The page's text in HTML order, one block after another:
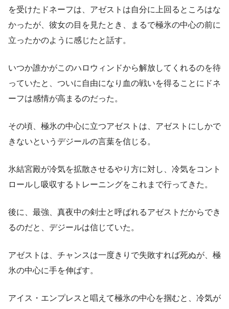
を受けたドネーフは、アゼストは自分に上回るところはな
かったが、彼女の目を見たとき、まるで極氷の中心の前に
立ったかのように感じたと話す。
いつか誰かがこのハロウィンドから解放してくれるのを待
っていたと、ついに自由になり血の戦いを得ることにドネ
ーフは感情が高まるのだった。
その頃、極氷の中心に立つアゼストは、アゼストにしかで
きないというデジールの言葉を信じる。
氷結宮殿が冷気を拡散させるやり方に対し、冷気をコント
ロールし吸収するトレーニングをこれまで行ってきた。
後に、最強、真夜中の剣士と呼ばれるアゼストだからでき
るのだと、デジールは信じていた。
アゼストは、チャンスは一度きりで失敗すれば死ぬが、極
氷の中心に手を伸ばす。
アイス・エンプレスと唱えて極氷の中心を掴むと、冷気が